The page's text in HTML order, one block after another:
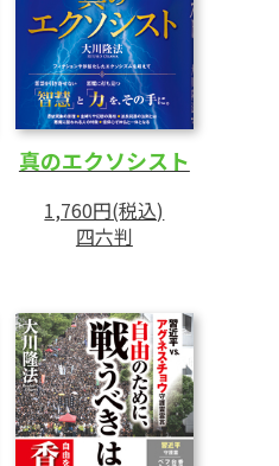
真のエクソシスト
1,760円(税込)
四六判